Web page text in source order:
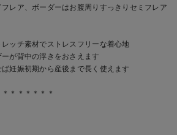
レア、ボーダーはお腹周りすっきりセミフレア
レッチ素材でストレスフリーな着心地
が背中の浮きをおさえます
妊娠初期から産後まで長く使えます
＊＊＊＊＊＊